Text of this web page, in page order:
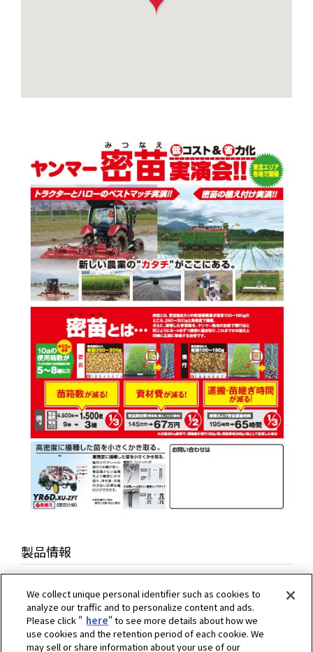
製品情報
We collect unique personal identifier such as cookies to
analyze our traffic and to personalize content and ads.
Please click " here" to see more details about how we
use cookies and the retention period of each cookie. We
may sell or share information about your use of our